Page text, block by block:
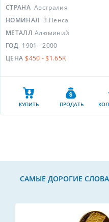
СТРАНА Австралия
НОМИНАЛ 3 Пенса
МЕТАЛЛ Алюминий
ГОД 1901 - 2000
ЦЕНА $450 - $1.65K
КУПИТЬ ПРОДАТЬ
САМЫЕ ДОРОГИЕ